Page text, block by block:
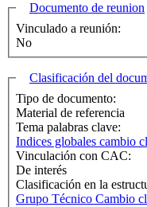
Ocultar
Documento de reunion
Vinculado a reunión:
No
Ocultar
Clasificación del
Tipo de documento:
Material de referencia
Tema palabras clave:
Indices globales cambio
Vinculación con CAC:
De interés
Clasificación en la
Grupo Técnico Cambio